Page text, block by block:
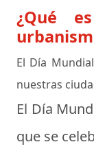
¿Qué
El Día
nuestras
El Día
que se